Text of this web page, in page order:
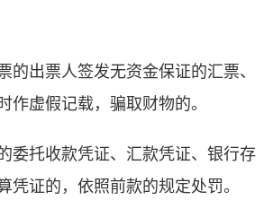
的出票人签发无资金保证的汇票、
作虚假记载，骗取财物的。
委托收款凭证、汇款凭证、银行存
凭证的，依照前款的规定处罚。